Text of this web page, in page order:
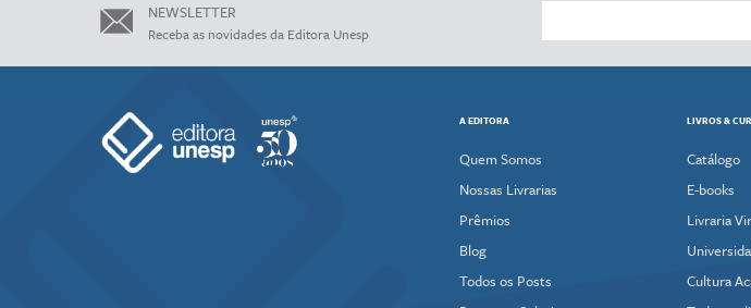
NEWSLETTER
Receba as novidades da Editora Unesp
A EDITORA
Quem Somos
Nossas Livrarias
Prêmios
Blog
Todos os Posts
LIVROS &
Catálogo
E-books
Livraria
Cultura